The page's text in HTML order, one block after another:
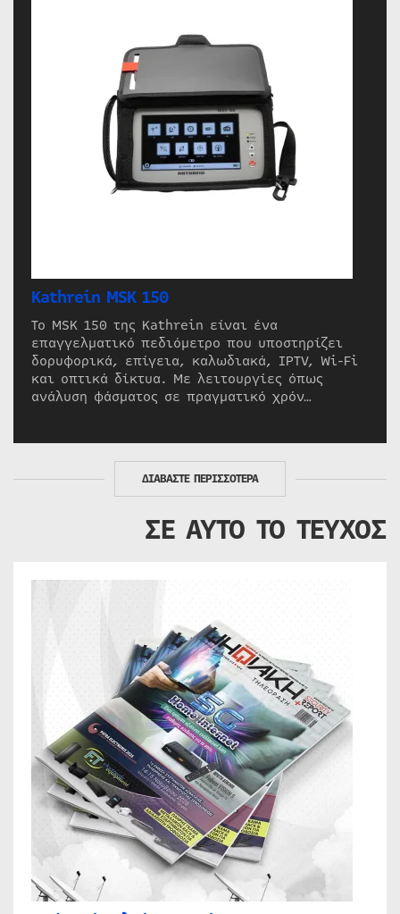
Kathrein MSK 150
Το MSK 150 της Kathrein είναι ένα
επαγγελματικό πεδιόμετρο που υποστηρίζει
δορυφορικά, επίγεια, καλωδιακά, IPTV, Wi-Fi
και οπτικά δίκτυα. Με λειτουργίες όπως
ανάλυση φάσματος σε πραγματικό χρόν…
ΔΙΑΒΑΣΤΕ ΠΕΡΙΣΣΟΤΕΡΑ
ΣΕ ΑΥΤΟ ΤΟ ΤΕΥΧΟΣ